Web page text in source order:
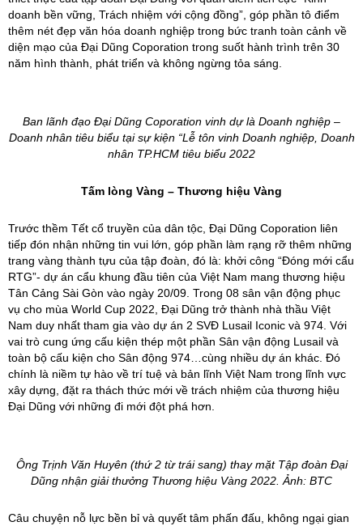
doanh bền vững, Trách nhiệm với cộng đồng”, góp phần tô điểm
thêm nét đẹp văn hóa doanh nghiệp trong bức tranh toàn cảnh về
diện mạo của Đại Dũng Coporation trong suốt hành trình trên 30
năm hình thành, phát triển và không ngừng tỏa sáng.
Ban lãnh đạo Đại Dũng Coporation vinh dự là Doanh nghiệp –
Doanh nhân tiêu biểu tại sự kiện “Lễ tôn vinh Doanh nghiệp, Doanh
nhân TP.HCM tiêu biểu 2022
Tấm lòng Vàng – Thương hiệu Vàng
Trước thềm Tết cổ truyền của dân tộc, Đại Dũng Coporation liên
tiếp đón nhận những tin vui lớn, góp phần làm rạng rỡ thêm những
trang vàng thành tựu của tập đoàn, đó là: khởi công “Đóng mới cẩu
RTG”- dự án cẩu khung đầu tiên của Việt Nam mang thương hiệu
Tân Cảng Sài Gòn vào ngày 20/09. Trong 08 sân vận động phục
vụ cho mùa World Cup 2022, Đại Dũng trở thành nhà thầu Việt
Nam duy nhất tham gia vào dự án 2 SVĐ Lusail Iconic và 974. Với
vai trò cung ứng cấu kiện thép một phần Sân vận động Lusail và
toàn bộ cấu kiện cho Sân động 974…cùng nhiều dự án khác. Đó
chính là niềm tự hào về trí tuệ và bản lĩnh Việt Nam trong lĩnh vực
xây dựng, đặt ra thách thức mới về trách nhiệm của thương hiệu
Đại Dũng với những đi mới đột phá hơn.
Ông Trịnh Văn Huyên (thứ 2 từ trái sang) thay mặt Tập đoàn Đại
Dũng nhận giải thưởng Thương hiệu Vàng 2022. Ảnh: BTC
Câu chuyện nỗ lực bền bỉ và quyết tâm phấn đấu, không ngại gian